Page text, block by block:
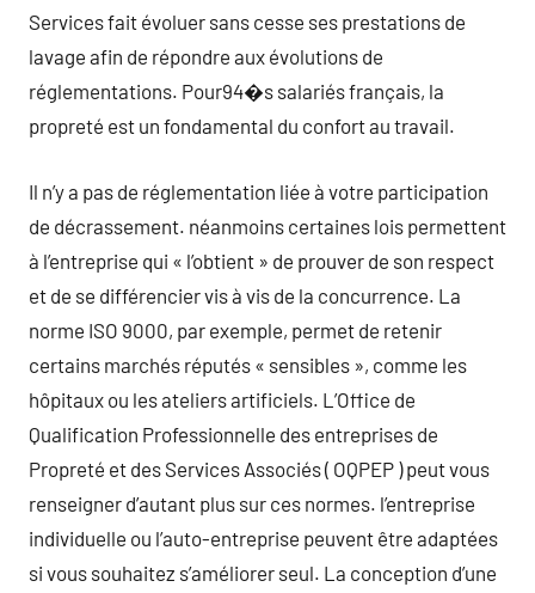
Services fait évoluer sans cesse ses prestations de
lavage afin de répondre aux évolutions de
réglementations. Pour94�s salariés français, la
propreté est un fondamental du confort au travail.
Il n’y a pas de réglementation liée à votre participation
de décrassement. néanmoins certaines lois permettent
à l’entreprise qui « l’obtient » de prouver de son respect
et de se différencier vis à vis de la concurrence. La
norme ISO 9000, par exemple, permet de retenir
certains marchés réputés « sensibles », comme les
hôpitaux ou les ateliers artificiels. L’Office de
Qualification Professionnelle des entreprises de
Propreté et des Services Associés ( OQPEP ) peut vous
renseigner d’autant plus sur ces normes. l’entreprise
individuelle ou l’auto-entreprise peuvent être adaptées
si vous souhaitez s’améliorer seul. La conception d’une